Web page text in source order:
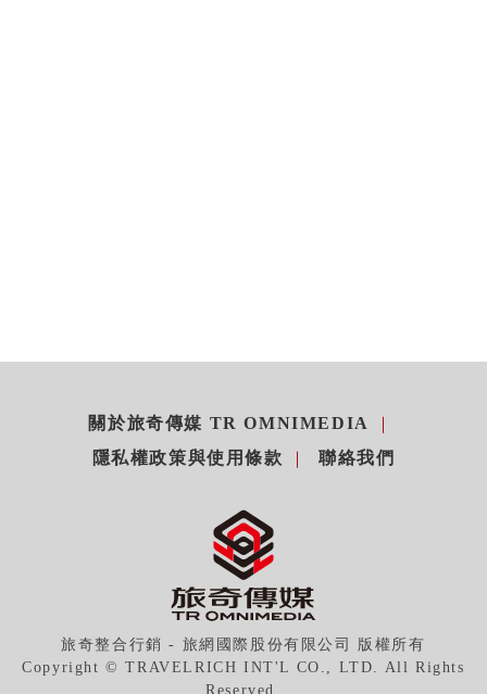
關於旅奇傳媒 TR OMNIMEDIA
隱私權政策與使用條款
聯絡我們
旅奇整合行銷 - 旅網國際股份有限公司 版權所有
Copyright © TRAVELRICH INT'L CO., LTD. All Rights
Reserved.